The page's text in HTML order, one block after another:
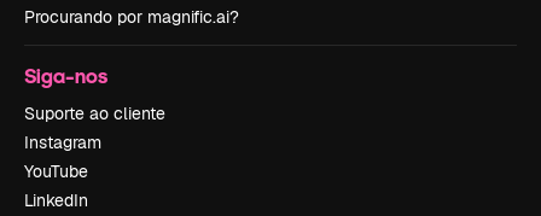
Procurando por magnific.ai?
Siga-nos
Suporte ao cliente
Instagram
YouTube
LinkedIn